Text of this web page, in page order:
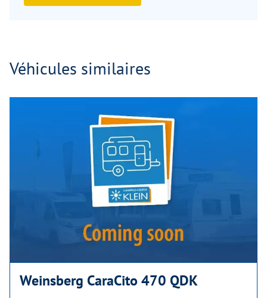
Véhicules similaires
Weinsberg CaraCito 470 QDK